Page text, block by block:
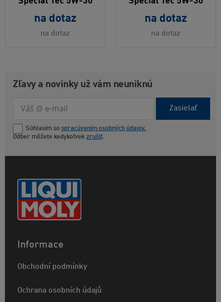
na dotaz
na dotaz
na dotaz
na dotaz
Zľavy a novinky už vám neuniknú
Zasielať
Súhlasím so spracúvaním osobných údajov.
Odber môžete kedykoľvek zrušiť.
Informace
Obchodní podmínky
Ochrana osobních údajů